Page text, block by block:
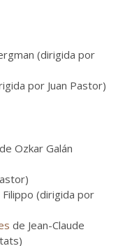
(dirigida por
por Juan Pastor)
de Ozkar Galán
(dirigida por
de Jean-Claude